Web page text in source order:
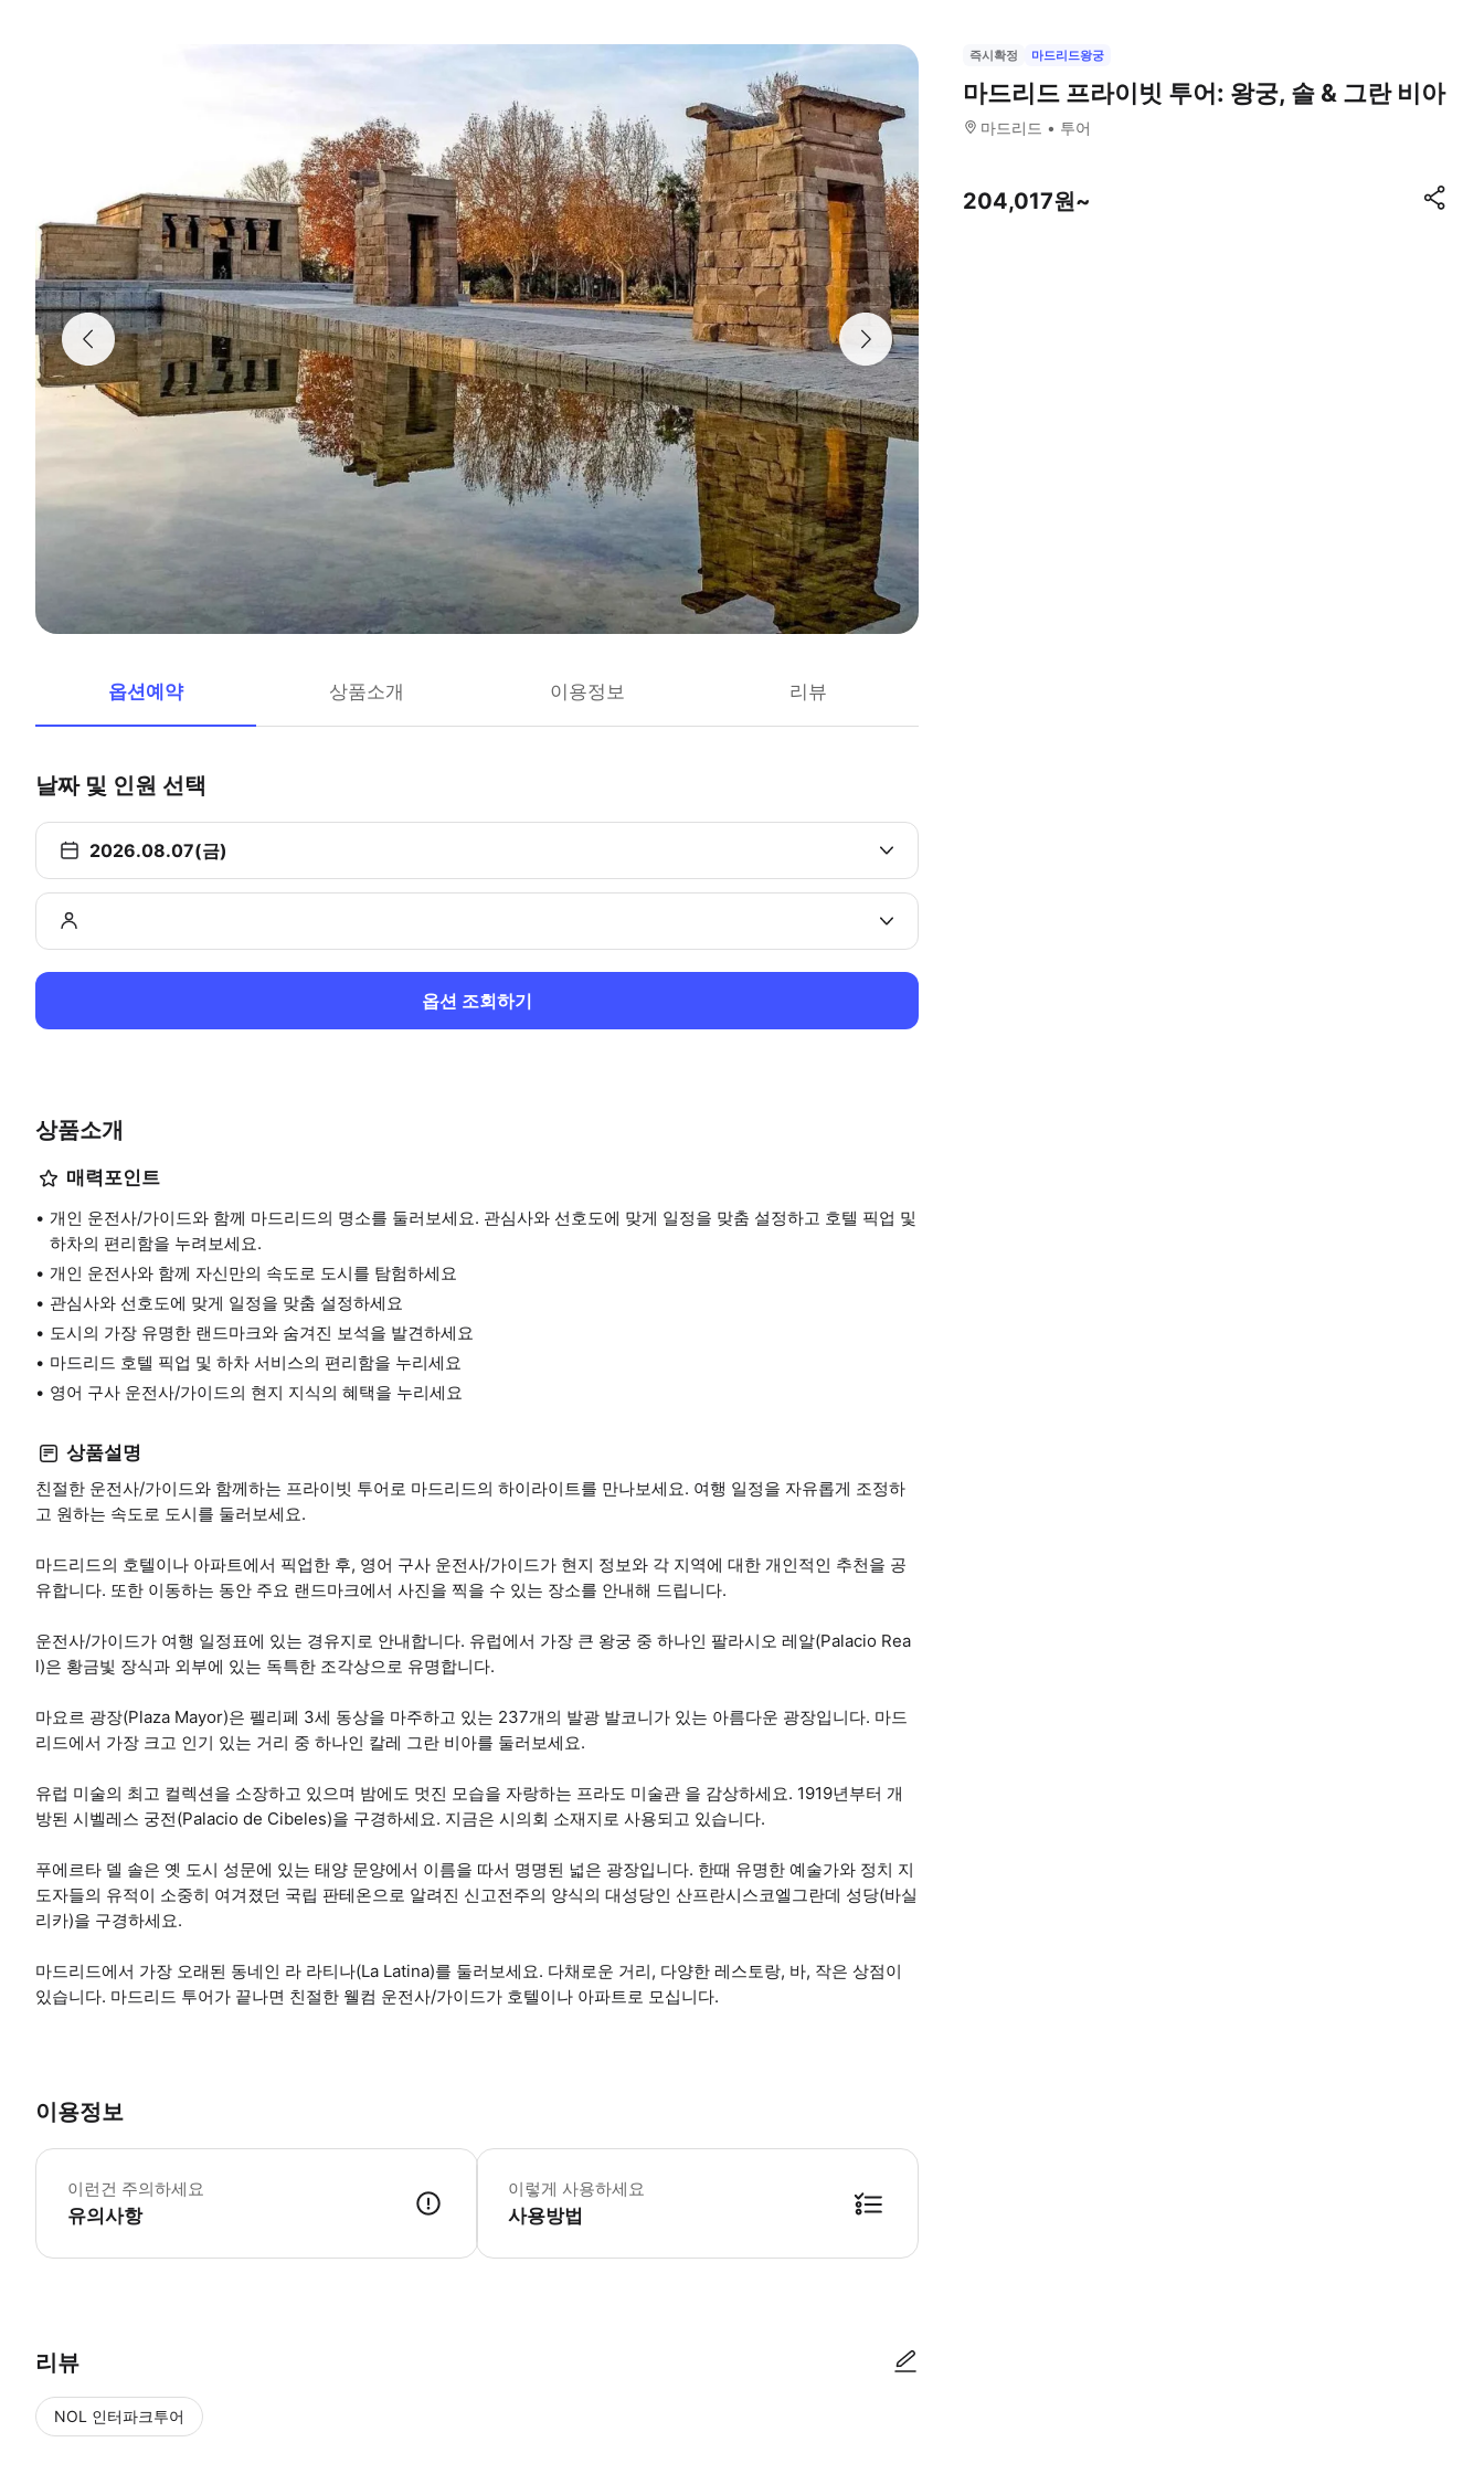
옵션예약 상품소개 이용정보 리뷰
날짜 및 인원 선택
2026.08.07(금)
옵션 조회하기
상품소개
매력포인트
개인 운전사/가이드와 함께 마드리드의 명소를 둘러보세요. 관심사와 선호도에 맞게 일정을 맞춤 설정하고 호텔 픽업 및
하차의 편리함을 누려보세요.
개인 운전사와 함께 자신만의 속도로 도시를 탐험하세요
관심사와 선호도에 맞게 일정을 맞춤 설정하세요
도시의 가장 유명한 랜드마크와 숨겨진 보석을 발견하세요
마드리드 호텔 픽업 및 하차 서비스의 편리함을 누리세요
영어 구사 운전사/가이드의 현지 지식의 혜택을 누리세요
상품설명
친절한 운전사/가이드와 함께하는 프라이빗 투어로 마드리드의 하이라이트를 만나보세요. 여행 일정을 자유롭게 조정하
고 원하는 속도로 도시를 둘러보세요.
마드리드의 호텔이나 아파트에서 픽업한 후, 영어 구사 운전사/가이드가 현지 정보와 각 지역에 대한 개인적인 추천을 공
유합니다. 또한 이동하는 동안 주요 랜드마크에서 사진을 찍을 수 있는 장소를 안내해 드립니다.
운전사/가이드가 여행 일정표에 있는 경유지로 안내합니다. 유럽에서 가장 큰 왕궁 중 하나인 팔라시오 레알(Palacio Rea
l)은 황금빛 장식과 외부에 있는 독특한 조각상으로 유명합니다.
마요르 광장(Plaza Mayor)은 펠리페 3세 동상을 마주하고 있는 237개의 발광 발코니가 있는 아름다운 광장입니다. 마드
리드에서 가장 크고 인기 있는 거리 중 하나인 칼레 그란 비아를 둘러보세요.
유럽 미술의 최고 컬렉션을 소장하고 있으며 밤에도 멋진 모습을 자랑하는 프라도 미술관 을 감상하세요. 1919년부터 개
방된 시벨레스 궁전(Palacio de Cibeles)을 구경하세요. 지금은 시의회 소재지로 사용되고 있습니다.
푸에르타 델 솔은 옛 도시 성문에 있는 태양 문양에서 이름을 따서 명명된 넓은 광장입니다. 한때 유명한 예술가와 정치 지
도자들의 유적이 소중히 여겨졌던 국립 판테온으로 알려진 신고전주의 양식의 대성당인 산프란시스코엘그란데 성당(바실
리카)을 구경하세요.
마드리드에서 가장 오래된 동네인 라 라티나(La Latina)를 둘러보세요. 다채로운 거리, 다양한 레스토랑, 바, 작은 상점이
있습니다. 마드리드 투어가 끝나면 친절한 웰컴 운전사/가이드가 호텔이나 아파트로 모십니다.
이용정보
이런건 주의하세요
유의사항
운행 내내 저희 운전기사들은 비공식적인 현지 가이드 역할을 하며, 모든 정류장에서 이야기, 역사 및 현지 팁을 공유합니다. 드라이버는 박물관이나 고고
이렇게 사용하세요
사용방법
리뷰
NOL 인터파크투어
즉시확정 마드리드왕궁
마드리드 프라이빗 투어: 왕궁, 솔 & 그란 비아
마드리드 투어
204,017원~